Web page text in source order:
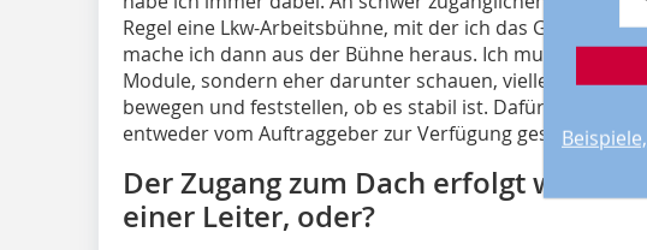
Regel eine Lkw-Arbeitsbühne, mit der ich das Gebäude
mache ich dann aus der Bühne heraus. Ich muss
Module, sondern eher darunter schauen, vielleicht das
bewegen und feststellen, ob es stabil ist. Dafür reicht eine
entweder vom Auftraggeber zur Verfügung gestellt wird
Der Zugang zum Dach erfolgt
einer Leiter, oder?